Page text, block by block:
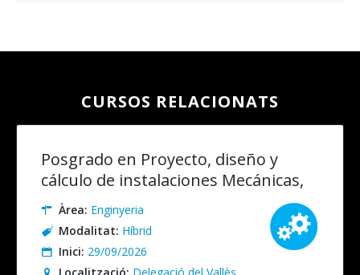
CURSOS RELACIONATS
Posgrado en Proyecto, diseño y
cálculo de instalaciones Mecánicas,
Eléctricas y Especiales. Presencial
(recomendable)/Online
Àrea: Enginyeria
Modalitat: Híbrid
Inici: 29/09/2026